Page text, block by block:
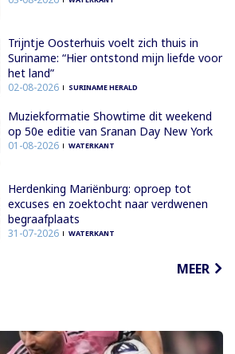
Trijntje Oosterhuis voelt zich thuis in
Suriname: “Hier ontstond mijn liefde voor
het land”
02-08-2026 SURINAME HERALD
Muziekformatie Showtime dit weekend
op 50e editie van Sranan Day New York
01-08-2026 WATERKANT
Herdenking Mariënburg: oproep tot
excuses en zoektocht naar verdwenen
begraafplaats
31-07-2026 WATERKANT
MEER